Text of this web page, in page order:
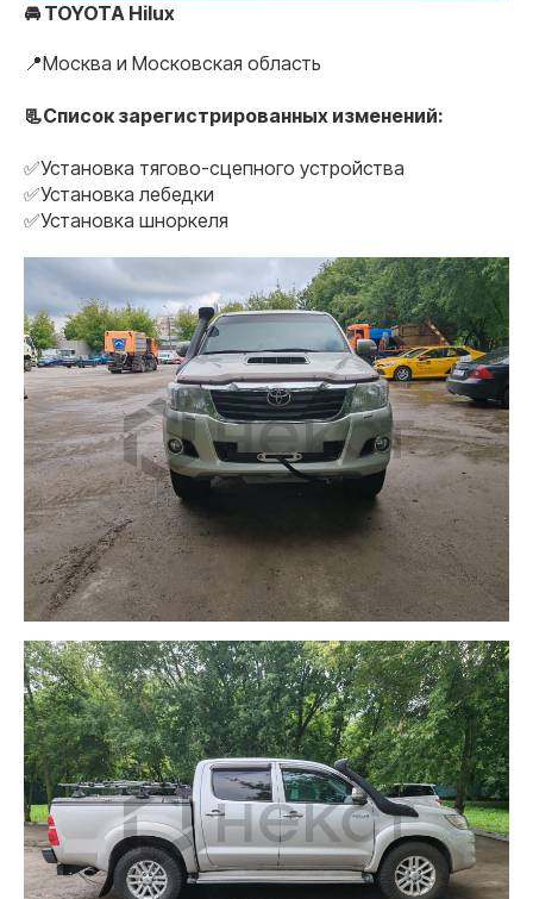
🚘 TOYOTA Hilux
📍Москва и Московская область
📃Список зарегистрированных изменений:
✅Установка тягово-сцепного устройства
✅Установка лебедки
✅Установка шноркеля